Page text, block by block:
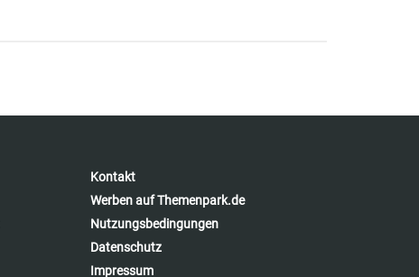
Kontakt
Werben auf Themenpark.de
Nutzungsbedingungen
Datenschutz
Impressum